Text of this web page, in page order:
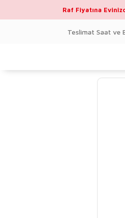
Raf Fiyatına
Teslimat Saat ve